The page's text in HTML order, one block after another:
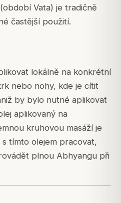
Vata) je tradičně
častější použití.
lokálně na konkrétní
nebo nohy, kde je cítit
by bylo nutné aplikovat
aplikovaný na
kruhovou masáží je
tímto olejem pracovat,
plnou Abhyangu při